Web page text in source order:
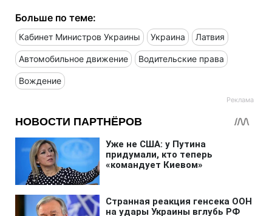
Больше по теме:
Кабинет Министров Украины Украина Латвия
Автомобильное движение Водительские права
Вождение